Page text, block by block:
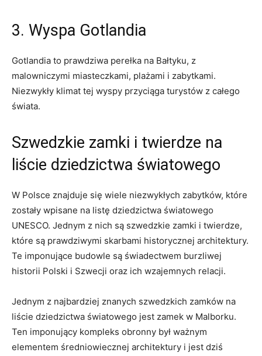
3.​ Wyspa Gotlandia
Gotlandia to prawdziwa perełka na⁣ Bałtyku, z
malowniczymi‌ miasteczkami, plażami i zabytkami.
Niezwykły klimat tej wyspy ⁢przyciąga turystów z całego
świata.
Szwedzkie zamki⁤ i ‌twierdze na​
liście ⁢dziedzictwa światowego
W Polsce⁣ znajduje się wiele niezwykłych zabytków, które
zostały wpisane ​na⁤ listę dziedzictwa światowego⁣
UNESCO. Jednym z nich są‍ szwedzkie zamki i twierdze,
⁤które są ​prawdziwymi skarbami historycznej architektury.
Te​ imponujące budowle ‌są świadectwem burzliwej
historii Polski ⁤i Szwecji oraz ich wzajemnych relacji.
Jednym z najbardziej znanych szwedzkich ⁢zamków ‌na⁤
liście dziedzictwa światowego jest ‍zamek ⁤w ⁣Malborku.
Ten imponujący kompleks obronny był ważnym
elementem ​średniowiecznej architektury i jest ⁤dziś